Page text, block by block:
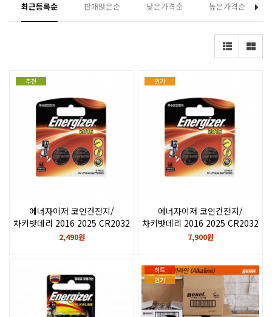
최근등록순 판매많은순 낮은가격순 높은가격순
추천
에너자이저 코인건전지/
차키밧데리 2016 2025 CR2032
LR44 A76/2P
2,490원
인기
에너자이저 코인건전지/
차키밧데리 2016 2025 CR2032
LR44 A76/무료배송
7,900원
히트
인기